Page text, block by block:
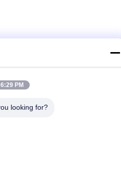
জোন, Yixing, Jiangsu, চীন
6:29 PM
looking for?